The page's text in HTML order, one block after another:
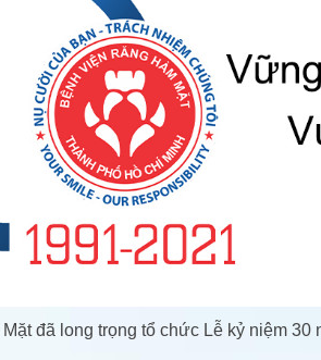
đã long trọng tổ chức Lễ kỷ niệm 30